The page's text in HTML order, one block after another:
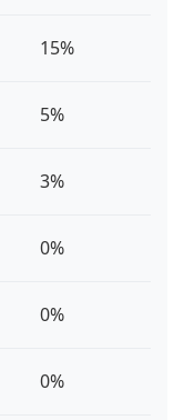
15%
5%
3%
0%
0%
0%